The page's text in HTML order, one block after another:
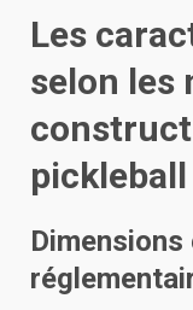
Les
selon les
pickleball